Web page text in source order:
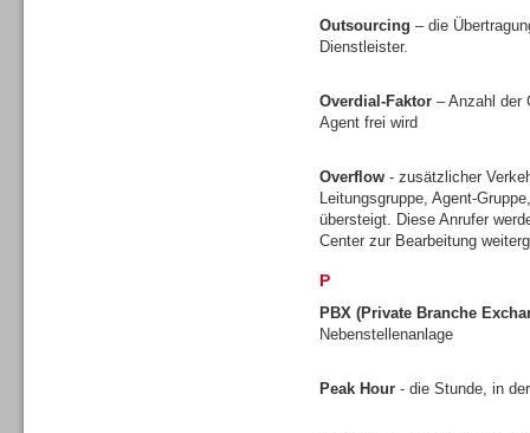
Outsourcing – die
Dienstleister.
Overdial-Faktor – Anzahl der
Agent frei wird
Overflow - zusätzlicher
Leitungsgruppe, Agent-
übersteigt. Diese Anrufer
Center zur Bearbeitung
P
PBX (Private Branche
Nebenstellenanlage
Peak Hour - die Stunde, in